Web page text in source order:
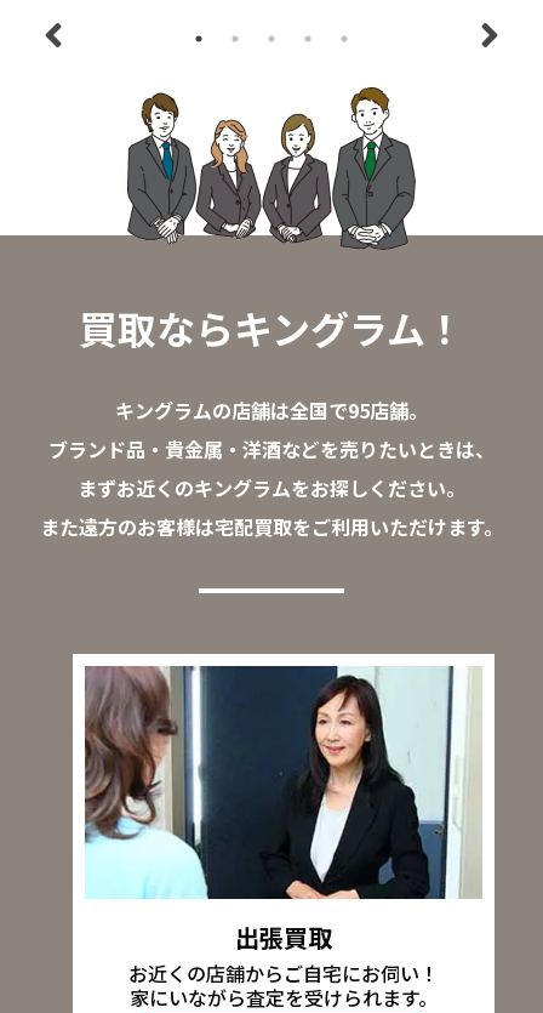
買取ならキングラム！
キングラムの店舗は全国で95店舗。
ブランド品・貴金属・洋酒などを売りたいときは、
まずお近くのキングラムをお探しください。
また遠方のお客様は宅配買取をご利用いただけます。
出張買取
お近くの店舗からご自宅にお伺い！
家にいながら査定を受けられます。